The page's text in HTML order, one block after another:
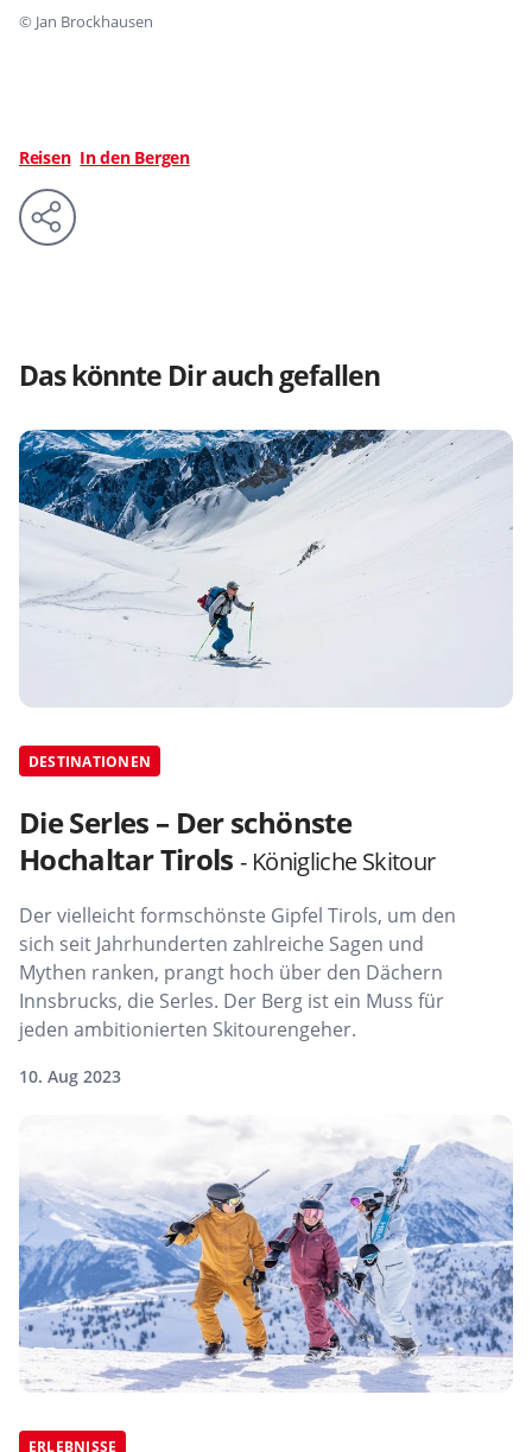
© Jan Brockhausen
Reisen In den Bergen
Das könnte Dir auch gefallen
DESTINATIONEN
Die Serles – Der schönste
Hochaltar Tirols- Königliche Skitour
Der vielleicht formschönste Gipfel Tirols, um den
sich seit Jahrhunderten zahlreiche Sagen und
Mythen ranken, prangt hoch über den Dächern
Innsbrucks, die Serles. Der Berg ist ein Muss für
jeden ambitionierten Skitourengeher.
10. Aug 2023
ERLEBNISSE